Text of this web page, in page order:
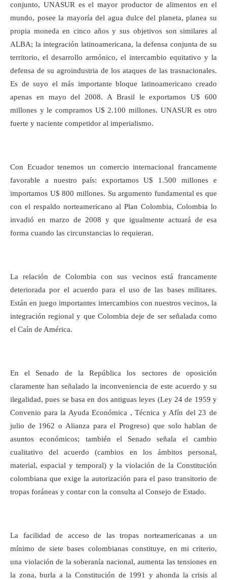
conjunto, UNASUR es el mayor productor de alimentos en el
mundo, posee la mayoría del agua dulce del planeta, planea su
propia moneda en cinco años y sus objetivos son similares al
ALBA; la integración latinoamericana, la defensa conjunta de su
territorio, el desarrollo armónico, el intercambio equitativo y la
defensa de su agroindustria de los ataques de las trasnacionales.
Es de suyo el más importante bloque latinoamericano creado
apenas en mayo del 2008. A Brasil le exportamos U$ 600
millones y le compramos U$ 2.100 millones. UNASUR es otro
fuerte y naciente competidor al imperialismo.
Con Ecuador tenemos un comercio internacional francamente
favorable a nuestro país: exportamos U$ 1.500 millones e
importamos U$ 800 millones. Su argumento fundamental es que
con el respaldo norteamericano al Plan Colombia, Colombia lo
invadió en marzo de 2008 y que igualmente actuará de esa
forma cuando las circunstancias lo requieran.
La relación de Colombia con sus vecinos está francamente
deteriorada por el acuerdo para el uso de las bases militares.
Están en juego importantes intercambios con nuestros vecinos, la
integración regional y que Colombia deje de ser señalada como
el Caín de América.
En el Senado de la República los sectores de oposición
claramente han señalado la inconveniencia de este acuerdo y su
ilegalidad, pues se basa en dos antiguas leyes (Ley 24 de 1959 y
Convenio para la Ayuda Económica , Técnica y Afín del 23 de
julio de 1962 o Alianza para el Progreso) que solo hablan de
asuntos económicos; también el Senado señala el cambio
cualitativo del acuerdo (cambios en los ámbitos personal,
material, espacial y temporal) y la violación de la Constitución
colombiana que exige la autorización para el paso transitorio de
tropas foráneas y contar con la consulta al Consejo de Estado.
La facilidad de acceso de las tropas norteamericanas a un
mínimo de siete bases colombianas constituye, en mi criterio,
una violación de la soberanía nacional, aumenta las tensiones en
la zona, burla a la Constitución de 1991 y ahonda la crisis al